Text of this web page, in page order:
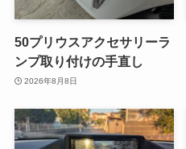
50プリウスアクセサリーラ
ンプ取り付けの手直し
2026年8月8日